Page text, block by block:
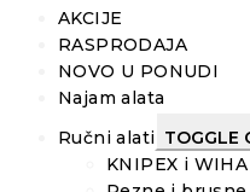
AKCIJE
RASPRODAJA
NOVO U PONUDI
Najam alata
Ručni alati TOGGLE
KNIPEX i WIHA